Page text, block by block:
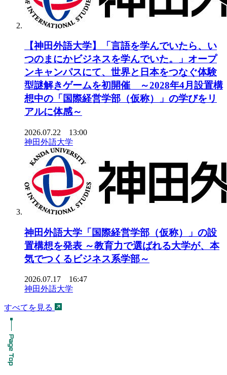
【神田外語大学】「言語を学んでいたら、い
つのまにかビジネスを学んでいた。」オープ
ンキャンパスにて、世界と日本をつなぐ体験
型謎解きゲームを初開催 ～2028年4月設置構
想中の「国際経営学部（仮称）」の学びをリ
アルに体感～
2026.07.22 13:00
神田外語大学
神田外語大学「国際経営学部（仮称）」の設
置構想を発表 ～教育力で選ばれる大学が、本
気でつくるビジネス系学部～
2026.07.17 16:47
神田外語大学
すべてを見る